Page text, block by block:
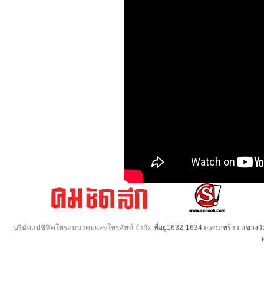
บริษัทแปซิฟิคโทรคมนาคมและโทรศัพท์ จำกัด ที่อยู่1632-1634 ถ.ลาดพร้าว แขวง